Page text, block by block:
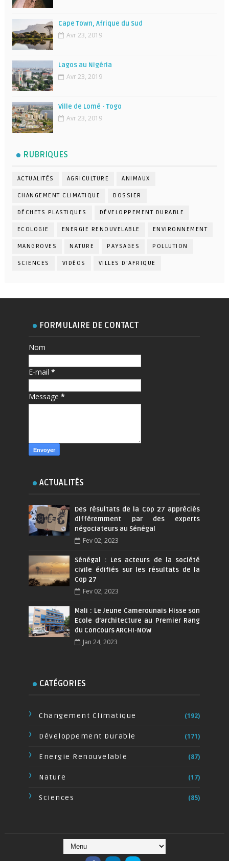
Cape Town, Afrique du Sud
Avr 23, 2019
Lagos au Nigéria
Avr 23, 2019
Ville de Lomé - Togo
Avr 23, 2019
RUBRIQUES
ACTUALITÉS AGRICULTURE ANIMAUX
CHANGEMENT CLIMATIQUE DOSSIER
DÉCHETS PLASTIQUES DÉVELOPPEMENT DURABLE
ECOLOGIE ENERGIE RENOUVELABLE ENVIRONNEMENT
MANGROVES NATURE PAYSAGES POLLUTION
SCIENCES VIDÉOS VILLES D'AFRIQUE
FORMULAIRE DE CONTACT
Nom
E-mail*
Message*
ACTUALITÉS
Des résultats de la Cop 27 appréciés
différemment par des experts
négociateurs au Sénégal
Fev 02, 2023
Sénégal : Les acteurs de la société
civile édifiés sur les résultats de la
Cop 27
Fev 02, 2023
Mali : Le Jeune Camerounais Hisse son
Ecole d’architecture au Premier Rang
du Concours ARCHI-NOW
Jan 24, 2023
CATÉGORIES
Changement Climatique (192)
Développement Durable (171)
Energie Renouvelable (87)
Nature (17)
Sciences (85)